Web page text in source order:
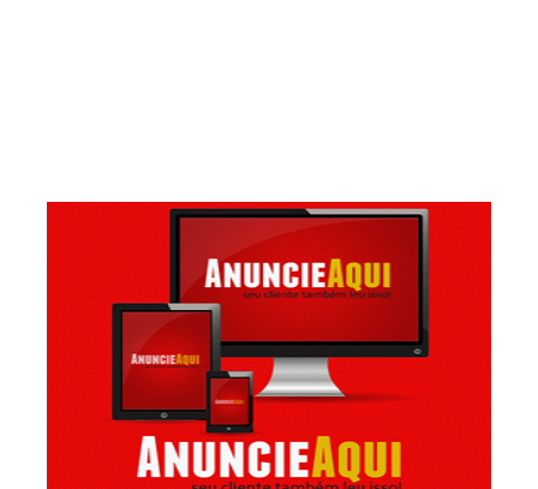
Pompilio Sampaio
São Judas Tadeu